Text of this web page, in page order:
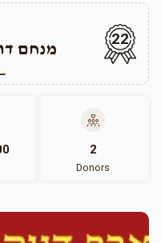
מנחם
22
2
Donors